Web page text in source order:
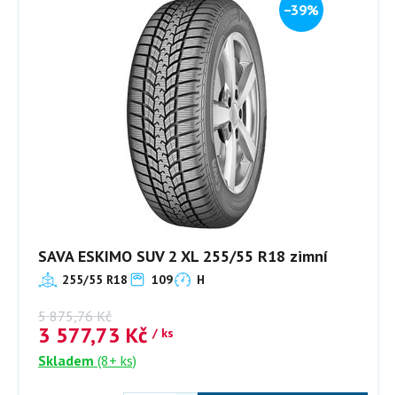
−39%
SAVA ESKIMO SUV 2 XL 255/55 R18 zimní
255/55 R18 109 H
5 875,76 Kč
3 577,73 Kč / ks
Skladem (8+ ks)